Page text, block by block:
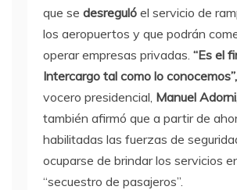
que se desreguló el servicio de
los aeropuertos y que podrán
operar empresas privadas. “Es el
Intercargo tal como lo conocemos”,
vocero presidencial, Manuel
también afirmó que a partir de
habilitadas las fuerzas de
ocuparse de brindar los servicios
“secuestro de pasajeros”.